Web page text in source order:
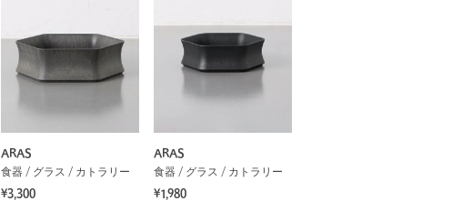
ARAS
食器 / グラス / カトラリー
¥3,300
ARAS
食器 / グラス / カトラリー
¥1,980